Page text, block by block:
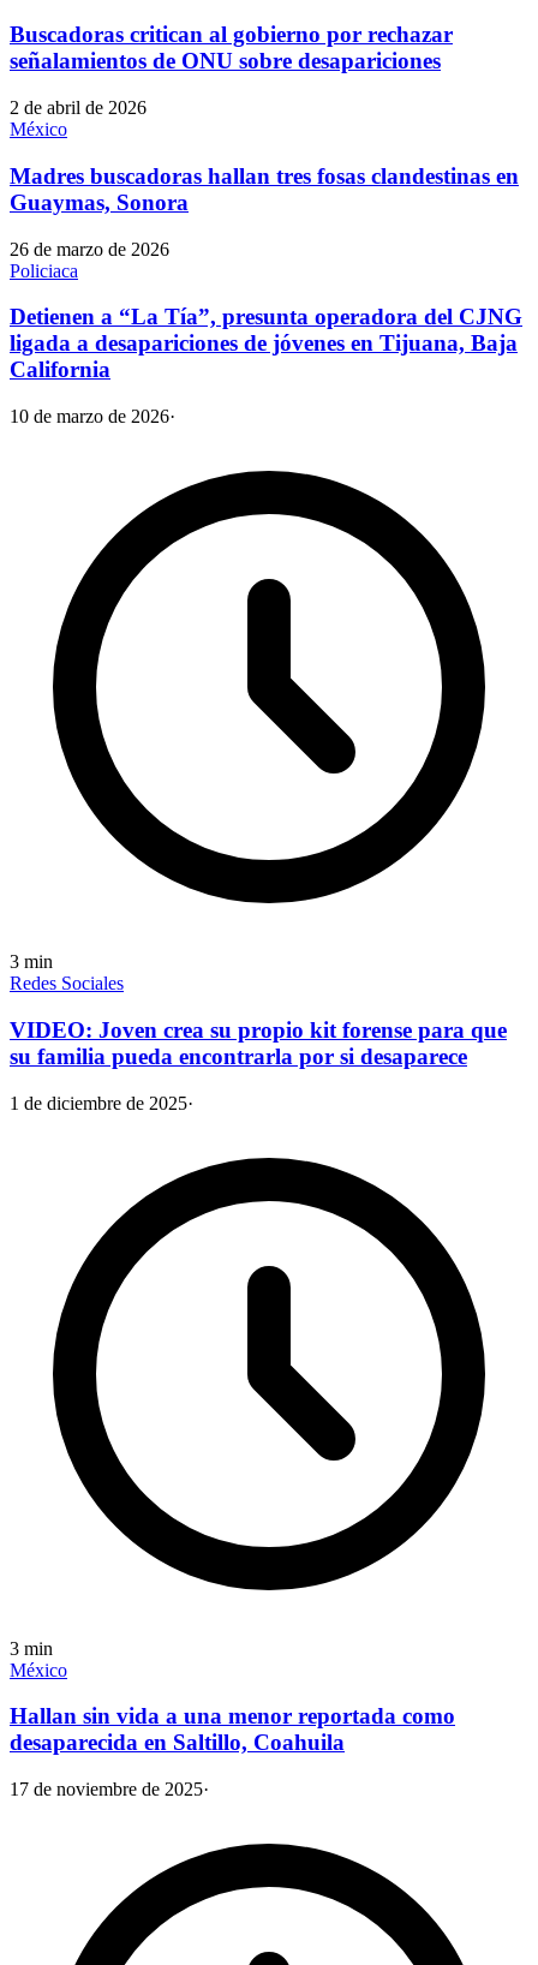
Buscadoras critican al gobierno por rechazar
señalamientos de ONU sobre desapariciones
2 de abril de 2026
México
Madres buscadoras hallan tres fosas clandestinas en
Guaymas, Sonora
26 de marzo de 2026
Policiaca
Detienen a “La Tía”, presunta operadora del CJNG
ligada a desapariciones de jóvenes en Tijuana, Baja
California
10 de marzo de 2026·
3 min
Redes Sociales
VIDEO: Joven crea su propio kit forense para que
su familia pueda encontrarla por si desaparece
1 de diciembre de 2025·
3 min
México
Hallan sin vida a una menor reportada como
desaparecida en Saltillo, Coahuila
17 de noviembre de 2025·